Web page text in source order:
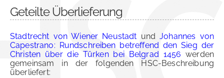
Geteilte Überlieferung
Stadtrecht von Wiener Neustadt undJohannes von
Capestrano: Rundschreiben betreffend den Sieg der
Christen über die Türken bei Belgrad 1456 werden
gemeinsam in der folgenden HSC-Beschreibung
überliefert: